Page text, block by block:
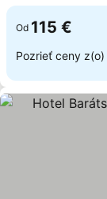
Od 115 €
Pozrieť ceny z(o)